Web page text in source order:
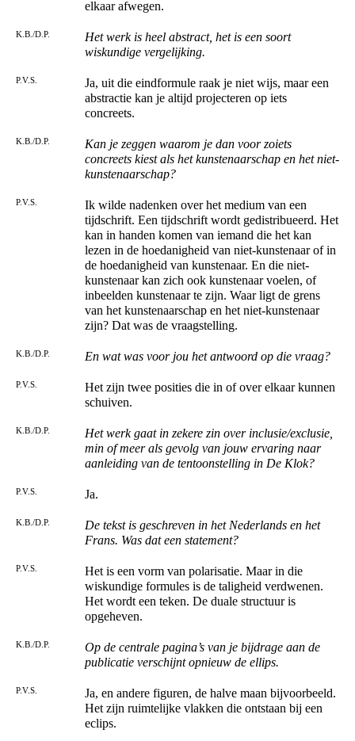
elkaar afwegen.
K.B./D.P.
Het werk is heel abstract, het is een soort
wiskundige vergelijking.
P.V.S.
Ja, uit die eindformule raak je niet wijs, maar een
abstractie kan je altijd projecteren op iets
concreets.
K.B./D.P.
Kan je zeggen waarom je dan voor zoiets
concreets kiest als het kunstenaarschap en het niet-
kunstenaarschap?
P.V.S.
Ik wilde nadenken over het medium van een
tijdschrift. Een tijdschrift wordt gedistribueerd. Het
kan in handen komen van iemand die het kan
lezen in de hoedanigheid van niet-kunstenaar of in
de hoedanigheid van kunstenaar. En die niet-
kunstenaar kan zich ook kunstenaar voelen, of
inbeelden kunstenaar te zijn. Waar ligt de grens
van het kunstenaarschap en het niet-kunstenaar
zijn? Dat was de vraagstelling.
K.B./D.P. En wat was voor jou het antwoord op die vraag?
P.V.S.
Het zijn twee posities die in of over elkaar kunnen
schuiven.
K.B./D.P.
Het werk gaat in zekere zin over inclusie/exclusie,
min of meer als gevolg van jouw ervaring naar
aanleiding van de tentoonstelling in De Klok?
P.V.S. Ja.
K.B./D.P.
De tekst is geschreven in het Nederlands en het
Frans. Was dat een statement?
P.V.S.
Het is een vorm van polarisatie. Maar in die
wiskundige formules is de taligheid verdwenen.
Het wordt een teken. De duale structuur is
opgeheven.
K.B./D.P.
Op de centrale pagina’s van je bijdrage aan de
publicatie verschijnt opnieuw de ellips.
P.V.S.
Ja, en andere figuren, de halve maan bijvoorbeeld.
Het zijn ruimtelijke vlakken die ontstaan bij een
eclips.